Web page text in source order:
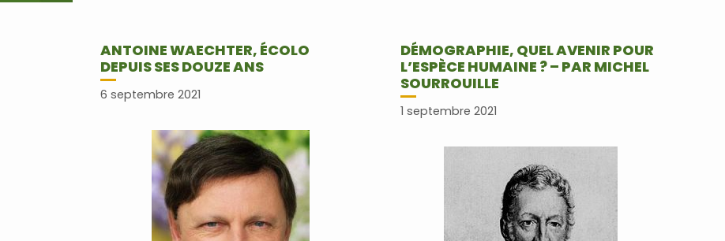
ANTOINE WAECHTER, ÉCOLO
DEPUIS SES DOUZE ANS
6 septembre 2021
DÉMOGRAPHIE, QUEL AVENIR POUR
L’ESPÈCE HUMAINE ? – PAR MICHEL
SOURROUILLE
1 septembre 2021